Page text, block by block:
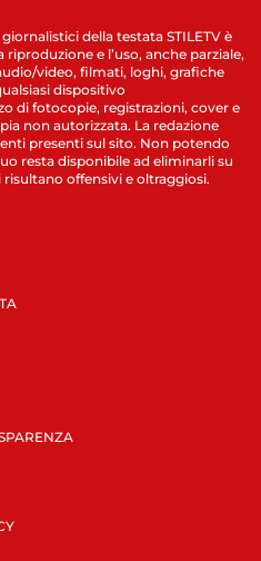
della testata STILETV è
e l’uso, anche parziale,
video, filmati, loghi, grafiche
dispositivo
di fotocopie, registrazioni, cover e
non autorizzata. La redazione
presenti sul sito. Non potendo
resta disponibile ad eliminarli su
offensivi e oltraggiosi.